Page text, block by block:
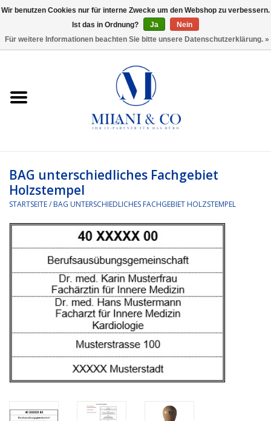
Bürobedarf
Ordnen und Registrieren
Rund um den Schreibtisch
Kleben und versenden
Bürobedarf
Druckerzubehör
BAG unterschiedliches Fachgebiet
Holzstempel
STARTSEITE/ BAG UNTERSCHIEDLICHES FACHGEBIET HOLZSTEMPEL
Wir benutzen Cookies nur für interne Zwecke um den Webshop zu verbessern.
Ist das in Ordnung?
Ja
Nein
Für weitere Informationen beachten Sie bitte unsere Datenschutzerklärung. »